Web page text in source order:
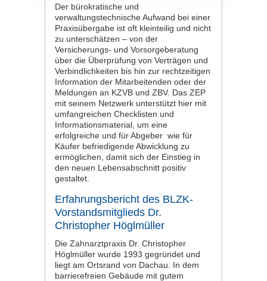
Der bürokratische und
verwaltungstechnische Aufwand bei einer
Praxisübergabe ist oft kleinteilig und nicht
zu unterschätzen – von der
Versicherungs- und Vorsorgeberatung
über die Überprüfung von Verträgen und
Verbindlichkeiten bis hin zur rechtzeitigen
Information der Mitarbeitenden oder der
Meldungen an KZVB und ZBV. Das ZEP
mit seinem Netzwerk unterstützt hier mit
umfangreichen Checklisten und
Informationsmaterial, um eine
erfolgreiche und für Abgeber wie für
Käufer befriedigende Abwicklung zu
ermöglichen, damit sich der Einstieg in
den neuen Lebensabschnitt positiv
gestaltet.
Erfahrungsbericht des BLZK-
Vorstandsmitglieds Dr.
Christopher Höglmüller
Die Zahnarztpraxis Dr. Christopher
Höglmüller wurde 1993 gegründet und
liegt am Ortsrand von Dachau. In dem
barrierefreien Gebäude mit gutem